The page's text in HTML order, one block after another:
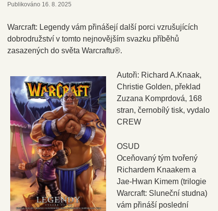
Publikováno 16. 8. 2025
Warcraft: Legendy vám přinášejí další porci vzrušujících
dobrodružství v tomto nejnovějším svazku příběhů
zasazených do světa Warcraftu®.
Autoři: Richard A.Knaak,
Christie Golden, překlad
Zuzana Komprdová, 168
stran, černobílý tisk, vydalo
CREW
OSUD
Oceňovaný tým tvořený
Richardem Knaakem a
Jae-Hwan Kimem (trilogie
Warcraft: Sluneční studna)
vám přináší poslední